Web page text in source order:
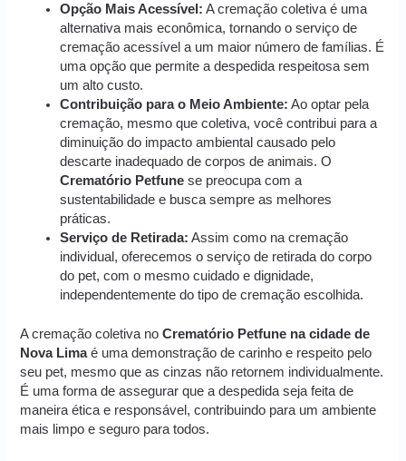
Opção Mais Acessível: A cremação coletiva é uma
alternativa mais econômica, tornando o serviço de
cremação acessível a um maior número de famílias. É
uma opção que permite a despedida respeitosa sem
um alto custo.
Contribuição para o Meio Ambiente: Ao optar pela
cremação, mesmo que coletiva, você contribui para a
diminuição do impacto ambiental causado pelo
descarte inadequado de corpos de animais. O
Crematório Petfune se preocupa com a
sustentabilidade e busca sempre as melhores
práticas.
Serviço de Retirada: Assim como na cremação
individual, oferecemos o serviço de retirada do corpo
do pet, com o mesmo cuidado e dignidade,
independentemente do tipo de cremação escolhida.
A cremação coletiva noCrematório Petfune na cidade de
Nova Limaé uma demonstração de carinho e respeito pelo
seu pet, mesmo que as cinzas não retornem individualmente.
É uma forma de assegurar que a despedida seja feita de
maneira ética e responsável, contribuindo para um ambiente
mais limpo e seguro para todos.